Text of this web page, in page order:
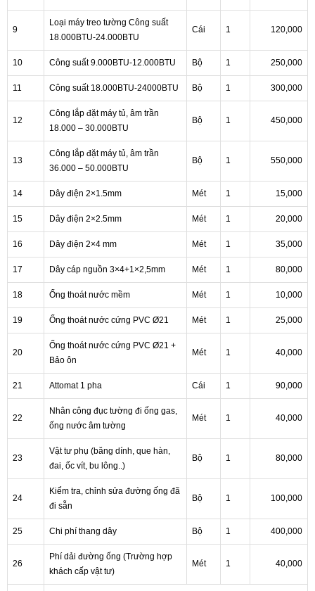
9
Loại máy treo tường Công suất
18.000BTU-24.000BTU
Cái 1 120,000
10 Công suất 9.000BTU-12.000BTU Bộ 1 250,000
11 Công suất 18.000BTU-24000BTU Bộ 1 300,000
12
Công lắp đặt máy tủ, âm trần
18.000 – 30.000BTU
Bộ 1 450,000
13
Công lắp đặt máy tủ, âm trần
36.000 – 50.000BTU
Bộ 1 550,000
14 Dây điện 2×1.5mm Mét 1 15,000
15 Dây điện 2×2.5mm Mét 1 20,000
16 Dây điện 2×4 mm Mét 1 35,000
17 Dây cáp nguồn 3×4+1×2,5mm Mét 1 80,000
18 Ống thoát nước mềm Mét 1 10,000
19 Ống thoát nước cứng PVC Ø21 Mét 1 25,000
20
Ống thoát nước cứng PVC Ø21 +
Bảo ôn
Mét 1 40,000
21 Attomat 1 pha Cái 1 90,000
22
Nhân công đục tường đi ống gas,
ống nước âm tường
Mét 1 40,000
23
Vật tư phụ (băng dính, que hàn,
đai, ốc vít, bu lông..)
Bộ 1 80,000
24
Kiểm tra, chỉnh sửa đường ống đã
đi sẵn
Bộ 1 100,000
25 Chi phí thang dây Bộ 1 400,000
26
Phí dải đường ống (Trường hợp
khách cấp vật tư)
Mét 1 40,000